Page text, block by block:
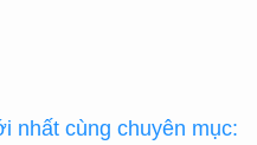
nhất cùng chuyên mục: